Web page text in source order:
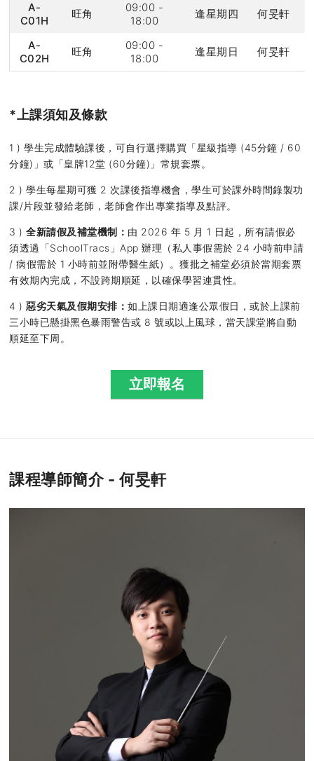
A-
C01H
旺角
09:00 -
18:00
逢星期四 何旻軒
A-
C02H
旺角
09:00 -
18:00
逢星期日 何旻軒
*上課須知及條款
1 ) 學生完成體驗課後，可自行選擇購買「星級指導 (45分鐘 / 60
分鐘)」或「皇牌12堂 (60分鐘)」常規套票。
2 ) 學生每星期可獲 2 次課後指導機會，學生可於課外時間錄製功
課/片段並發給老師，老師會作出專業指導及點評。
3 )全新請假及補堂機制： 由 2026 年 5 月 1 日起，所有請假必
須透過「SchoolTracs」App 辦理（私人事假需於 24 小時前申請
/ 病假需於 1 小時前並附帶醫生紙）。獲批之補堂必須於當期套票
有效期內完成，不設跨期順延，以確保學習連貫性。
4 )惡劣天氣及假期安排：如上課日期適逢公眾假日，或於上課前
三小時已懸掛黑色暴雨警告或 8 號或以上風球，當天課堂將自動
順延至下周。
立即報名
課程導師簡介 - 何旻軒